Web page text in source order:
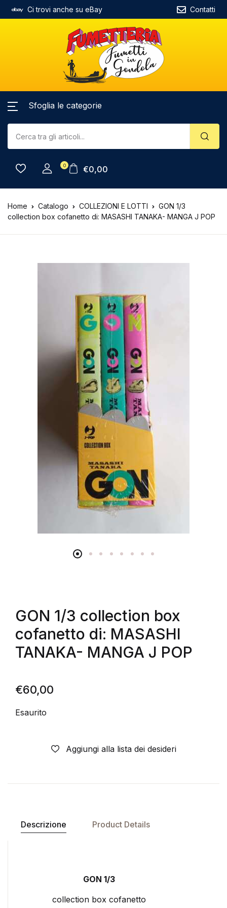
Ci trovi anche su eBay Contatti
Sfoglia le categorie
0 €0,00
Home Catalogo COLLEZIONI E LOTTI
GON 1/3
collection box cofanetto di: MASASHI TANAKA- MANGA J POP
GON 1/3 collection box
cofanetto di: MASASHI
TANAKA- MANGA J POP
€60,00
Esaurito
Aggiungi alla lista dei desideri
Descrizione Product Details
GON 1/3
collection box cofanetto